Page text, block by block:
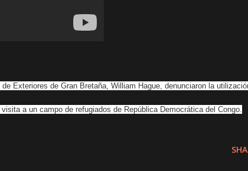
Exteriores de Gran Bretaña, William Hague, denunciaron la
a un campo de refugiados de República Democrática del Congo.